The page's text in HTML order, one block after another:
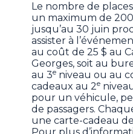
Le nombre de
un maximum de 200
jusqu’au 30 juin
assister à
au coût de 25 $ au
Georges, soit au
au 3e niveau ou au
cadeaux au 2e
pour un véhicule,
de passagers.
une carte-cadeau